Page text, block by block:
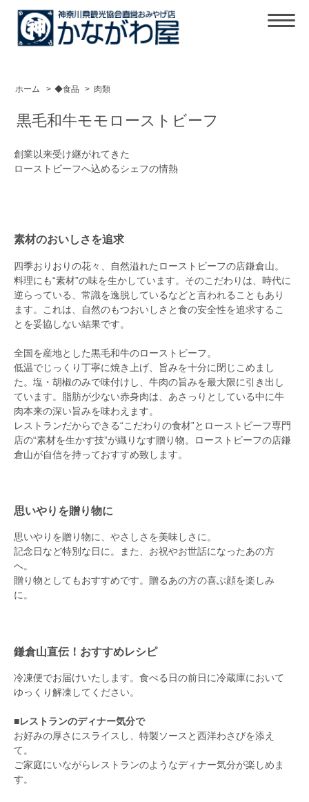
ホーム > ◆食品 > 肉類
黒毛和牛モモローストビーフ
創業以来受け継がれてきた
ローストビーフへ込めるシェフの情熱
素材のおいしさを追求
四季おりおりの花々、自然溢れたローストビーフの店鎌倉山。
料理にも“素材”の味を生かしています。そのこだわりは、時代に
逆らっている、常識を逸脱しているなどと言われることもあり
ます。これは、自然のもつおいしさと食の安全性を追求するこ
とを妥協しない結果です。
全国を産地とした黒毛和牛のローストビーフ。
低温でじっくり丁寧に焼き上げ、旨みを十分に閉じこめまし
た。塩・胡椒のみで味付けし、牛肉の旨みを最大限に引き出し
ています。脂肪が少ない赤身肉は、あさっりとしている中に牛
肉本来の深い旨みを味わえます。
レストランだからできる“こだわりの食材”とローストビーフ専門
店の“素材を生かす技”が織りなす贈り物。ローストビーフの店鎌
倉山が自信を持っておすすめ致します。
思いやりを贈り物に
思いやりを贈り物に、やさしさを美味しさに。
記念日など特別な日に。また、お祝やお世話になったあの方
へ。
贈り物としてもおすすめです。贈るあの方の喜ぶ顔を楽しみ
に。
鎌倉山直伝！おすすめレシピ
冷凍便でお届けいたします。食べる日の前日に冷蔵庫において
ゆっくり解凍してください。
■レストランのディナー気分で
お好みの厚さにスライスし、特製ソースと西洋わさびを添え
て。
ご家庭にいながらレストランのようなディナー気分が楽しめま
す。